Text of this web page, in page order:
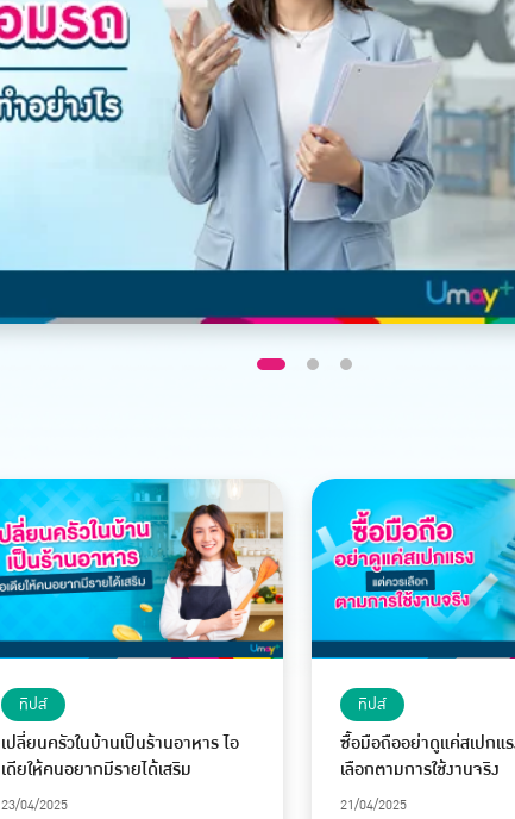
ทิปส์
เปลี่ยนครัวในบ้านเป็นร้านอาหาร ไอ
เดียให้คนอยากมีรายได้เสริม
23/04/2025
ทิปส์
ซื้อมือถืออย่าดูแค่สเปกแ
เลือกตามการใช้งานจริง
21/04/2025